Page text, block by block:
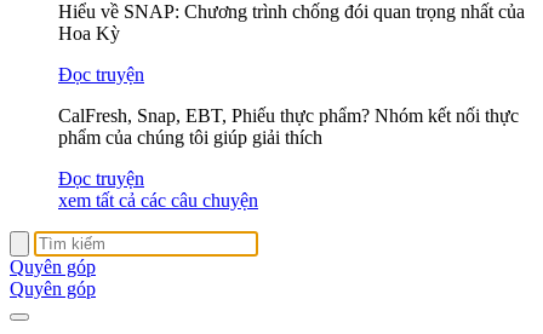
Hiểu về SNAP: Chương trình chống đói quan trọng nhất của
Hoa Kỳ
Đọc truyện
CalFresh, Snap, EBT, Phiếu thực phẩm? Nhóm kết nối thực
phẩm của chúng tôi giúp giải thích
Đọc truyện
xem tất cả các câu chuyện
Quyên góp
Quyên góp